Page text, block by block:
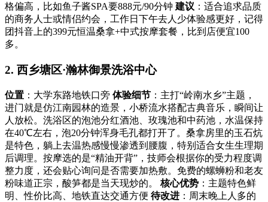
格偏高，比如鱼子酱SPA要888元/90分钟 建议 ：适合追求品质
的商务人士或情侣约会，工作日下午去人少体验感更好，记得
团抖音上的399元恒温桑拿+中式按摩套餐，比到店便宜100
多。
2. 西乡塘区·瀚林御景洗浴中心
位置 ：大学东路地铁口旁 体验细节 ：主打“岭南水乡”主题，
进门就是仿江南园林的造景，小桥流水搭配古典音乐，瞬间让
人放松。洗浴区的泡池分红酒池、玫瑰池和中药池，水温保持
在40℃左右，泡20分钟浑身毛孔都打开了。桑拿房里的玉石炕
是特色，躺上去温热感慢慢渗透到腰腹，特别适合女生生理期
后调理。按摩选的是“精油开背”，技师会根据你的受力程度调
整力度，还会贴心询问是否需要加热敷。免费的螺蛳粉和老友
粉味道正宗，酸笋都是当天现炒的。 核心优势 ：主题特色鲜
明、性价比高、地铁直达交通方便 待改进 ：周末晚上人多的